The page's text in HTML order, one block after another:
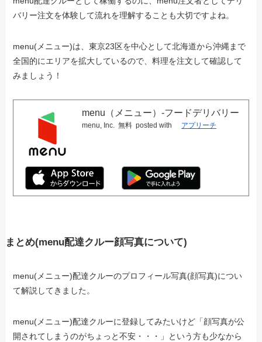
バリー注文を体験して流れを理解することも大切ですよね。
menu(メニュー)は、東京23区を中心として北海道から沖縄まで
全国的にエリアを拡大しているので、料理を注文して確認して
みましょう！
menu（メニュー）-フードデリバリー
menu, Inc. 無料 posted with アプリーチ
まとめ(menu配達クルー顔写真について)
menu(メニュー)配達クルーのプロフィール写真(顔写真)につい
て解説してきました。
menu(メニュー)配達クルーに登録してみたいけど「顔写真が公
開されてしまうのがちょっと不安・・・」という方も少なから